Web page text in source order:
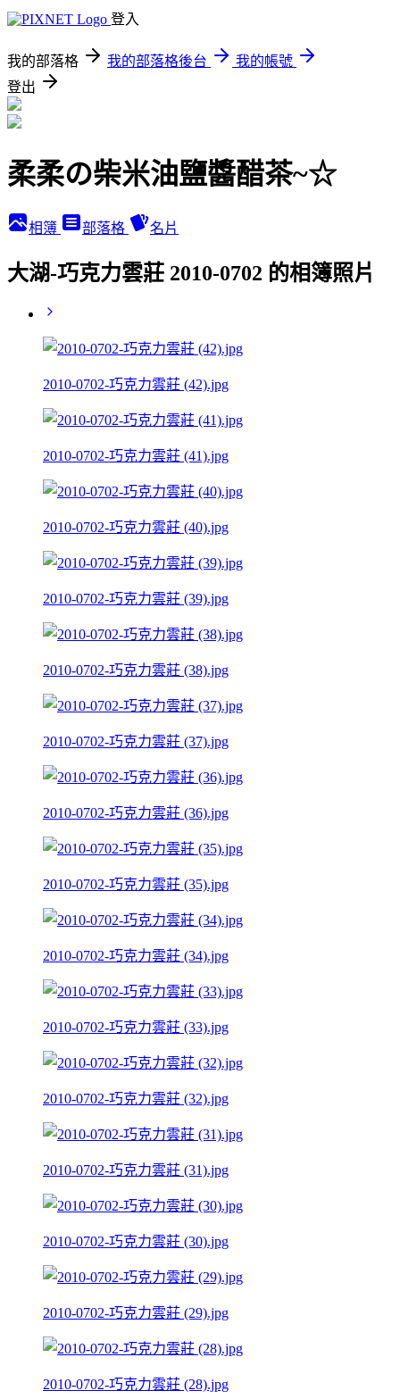
登入
我的部落格 我的部落格後台
我的帳號
登出
柔柔の柴米油鹽醬醋茶~☆
相簿 部落格 名片
大湖-巧克力雲莊 2010-0702 的相簿照片
2010-0702-巧克力雲莊 (42).jpg
2010-0702-巧克力雲莊 (41).jpg
2010-0702-巧克力雲莊 (40).jpg
2010-0702-巧克力雲莊 (39).jpg
2010-0702-巧克力雲莊 (38).jpg
2010-0702-巧克力雲莊 (37).jpg
2010-0702-巧克力雲莊 (36).jpg
2010-0702-巧克力雲莊 (35).jpg
2010-0702-巧克力雲莊 (34).jpg
2010-0702-巧克力雲莊 (33).jpg
2010-0702-巧克力雲莊 (32).jpg
2010-0702-巧克力雲莊 (31).jpg
2010-0702-巧克力雲莊 (30).jpg
2010-0702-巧克力雲莊 (29).jpg
2010-0702-巧克力雲莊 (28).jpg